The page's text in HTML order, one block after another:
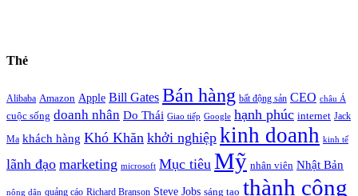
Thẻ
Alibaba Amazon Apple Bill Gates Bán hàng bất động sản CEO châu Á
cuộc sống doanh nhân Do Thái Giao tiếp Google hạnh phúc internet Jack
Ma khách hàng Khó Khăn khởi nghiệp kinh doanh kinh tế
lãnh đạo marketing microsoft Mục tiêu Mỹ nhân viên Nhật Bản
nông dân quảng cáo Richard Branson Steve Jobs sáng tạo thành công